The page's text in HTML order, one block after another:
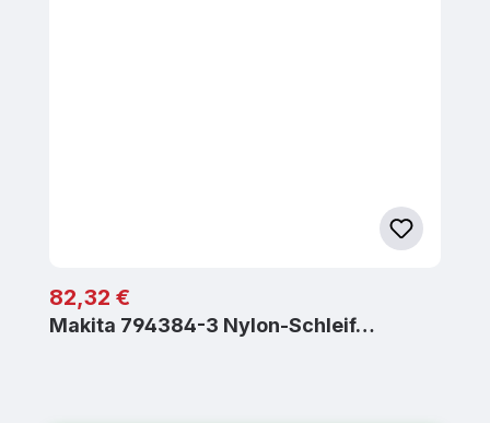
Regulärer Preis:
82,32 €
Makita 794384-3 Nylon-Schleif…